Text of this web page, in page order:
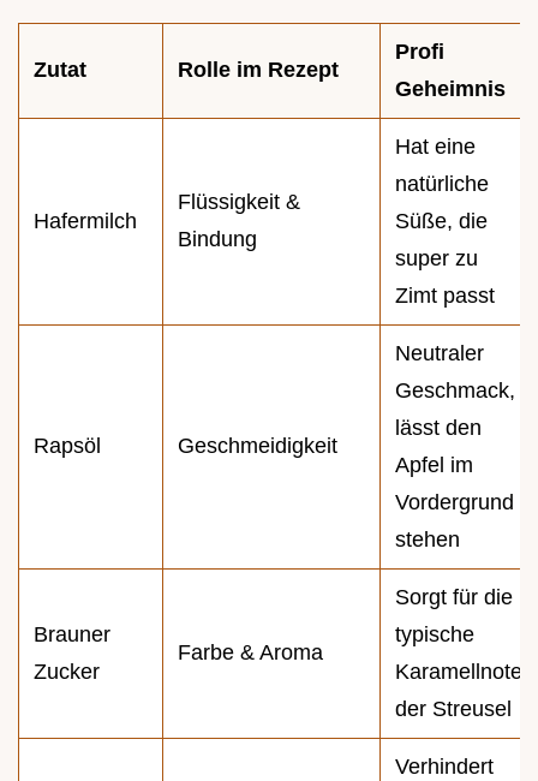
Zutat Rolle im Rezept
Profi
Geheimnis
Hafermilch
Flüssigkeit &
Bindung
Hat eine
natürliche
Süße, die
super zu
Zimt passt
Rapsöl Geschmeidigkeit
Neutraler
Geschmack,
lässt den
Apfel im
Vordergrund
stehen
Brauner
Zucker
Farbe & Aroma
Sorgt für die
typische
Karamellnote
der Streusel
Verhindert